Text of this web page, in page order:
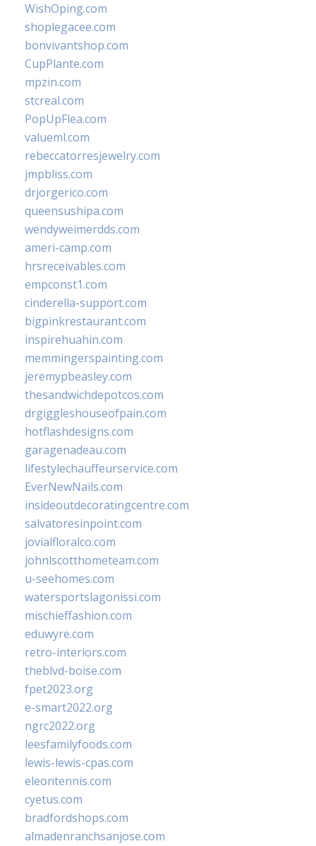
WishOping.com
shoplegacee.com
bonvivantshop.com
CupPlante.com
mpzin.com
stcreal.com
PopUpFlea.com
valueml.com
rebeccatorresjewelry.com
jmpbliss.com
drjorgerico.com
queensushipa.com
wendyweimerdds.com
ameri-camp.com
hrsreceivables.com
empconst1.com
cinderella-support.com
bigpinkrestaurant.com
inspirehuahin.com
memmingerspainting.com
jeremypbeasley.com
thesandwichdepotcos.com
drgiggleshouseofpain.com
hotflashdesigns.com
garagenadeau.com
lifestylechauffeurservice.com
EverNewNails.com
insideoutdecoratingcentre.com
salvatoresinpoint.com
jovialfloralco.com
johnlscotthometeam.com
u-seehomes.com
watersportslagonissi.com
mischieffashion.com
eduwyre.com
retro-interiors.com
theblvd-boise.com
fpet2023.org
e-smart2022.org
ngrc2022.org
leesfamilyfoods.com
lewis-lewis-cpas.com
eleontennis.com
cyetus.com
bradfordshops.com
almadenranchsanjose.com